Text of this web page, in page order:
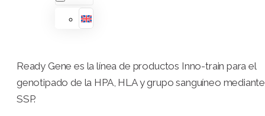
Ready Gene es la línea de productos Inno-train para el
genotipado de la HPA, HLA y grupo sanguíneo mediante
SSP.